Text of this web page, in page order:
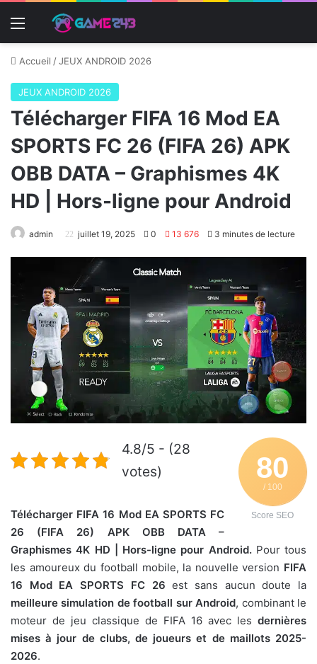
Menu
Accueil /JEUX ANDROID 2026
JEUX ANDROID 2026
Télécharger FIFA 16 Mod EA
SPORTS FC 26 (FIFA 26) APK
OBB DATA – Graphismes 4K
HD | Hors-ligne pour Android
admin juillet 19, 2025 0 13 676 3 minutes de lecture
80
/ 100
Score SEO
4.8/5 - (28
votes)
Télécharger FIFA 16 Mod EA SPORTS FC
26 (FIFA 26) APK OBB DATA –
Graphismes 4K HD | Hors-ligne pour Android. Pour tous
les amoureux du football mobile, la nouvelle version FIFA
16 Mod EA SPORTS FC 26 est sans aucun doute la
meilleure simulation de football sur Android, combinant le
moteur de jeu classique de FIFA 16 avec les dernières
mises à jour de clubs, de joueurs et de maillots 2025-
2026.